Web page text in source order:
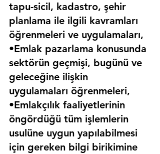
tapu-sicil, kadastro, şehir
planlama ile ilgili kavramları
öğrenmeleri ve uygulamaları,
•Emlak pazarlama konusunda
sektörün geçmişi, bugünü ve
geleceğine ilişkin
uygulamaları öğrenmeleri,
•Emlakçılık faaliyetlerinin
öngördüğü tüm işlemlerin
usulüne uygun yapılabilmesi
için gereken bilgi birikimine